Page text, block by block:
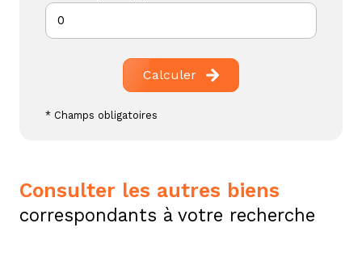
Calculer
* Champs obligatoires
consulter les autres biens
correspondants à votre recherche